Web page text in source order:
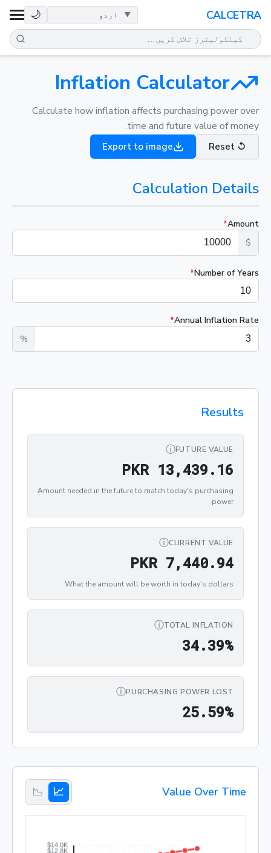
CALCETRA
🌙
ریاضی
تبدیلیاں
سائنس
روزمرہ
Inflation Calculator
Calculate how inflation affects purchasing power over
time and future value of money.
↺
Reset
Export to image
Calculation Details
Amount
*
$
Number of Years
*
Annual Inflation Rate
*
%
Results
FUTURE VALUE
ⓘ
PKR 13,439.16
Amount needed in the future to match today's purchasing
power
CURRENT VALUE
ⓘ
PKR 7,440.94
What the amount will be worth in today's dollars
TOTAL INFLATION
ⓘ
34.39%
PURCHASING POWER LOST
ⓘ
25.59%
Value Over Time
📈
📉